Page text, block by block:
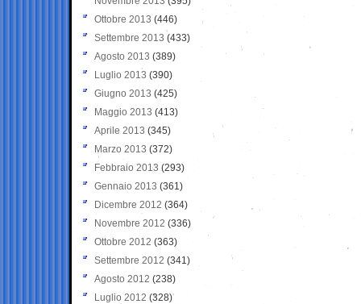
Ottobre 2013 (446)
Settembre 2013 (433)
Agosto 2013 (389)
Luglio 2013 (390)
Giugno 2013 (425)
Maggio 2013 (413)
Aprile 2013 (345)
Marzo 2013 (372)
Febbraio 2013 (293)
Gennaio 2013 (361)
Dicembre 2012 (364)
Novembre 2012 (336)
Ottobre 2012 (363)
Settembre 2012 (341)
Agosto 2012 (238)
Luglio 2012 (328)